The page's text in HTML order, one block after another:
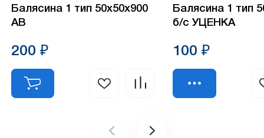
Балясина 1 тип 50х50х900
АВ
200 ₽
Балясина 1 тип
б/с УЦЕНКА
100 ₽